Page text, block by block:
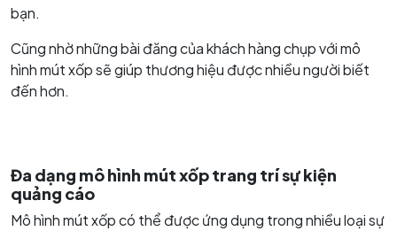
bạn.
Cũng nhờ những bài đăng của khách hàng chụp với mô
hình mút xốp sẽ giúp thương hiệu được nhiều người biết
đến hơn.
Đa dạng mô hình mút xốp trang trí sự kiện
quảng cáo
Mô hình mút xốp có thể được ứng dụng trong nhiều loại sự